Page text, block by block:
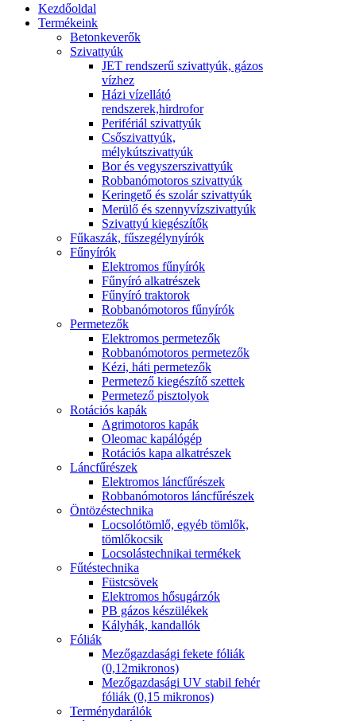
Kezdőoldal
Termékeink
Betonkeverők
Szivattyúk
JET rendszerű szivattyúk, gázos
vízhez
Házi vízellátó
rendszerek,hirdrofor
Perifériál szivattyúk
Csőszivattyúk,
mélykútszivattyúk
Bor és vegyszerszivattyúk
Robbanómotoros szivattyúk
Keringető és szolár szivattyúk
Merülő és szennyvízszivattyúk
Szivattyú kiegészítők
Fűkaszák, fűszegélynyírók
Fűnyírók
Elektromos fűnyírók
Fűnyíró alkatrészek
Fűnyíró traktorok
Robbanómotoros fűnyírók
Permetezők
Elektromos permetezők
Robbanómotoros permetezők
Kézi, háti permetezők
Permetező kiegészítő szettek
Permetező pisztolyok
Rotációs kapák
Agrimotoros kapák
Oleomac kapálógép
Rotációs kapa alkatrészek
Láncfűrészek
Elektromos láncfűrészek
Robbanómotoros láncfűrészek
Öntözéstechnika
Locsolótömlő, egyéb tömlők,
tömlőkocsik
Locsolástechnikai termékek
Fűtéstechnika
Füstcsövek
Elektromos hősugárzók
PB gázos készülékek
Kályhák, kandallók
Fóliák
Mezőgazdasági fekete fóliák
(0,12mikronos)
Mezőgazdasági UV stabil fehér
fóliák (0,15 mikronos)
Terménydarálók